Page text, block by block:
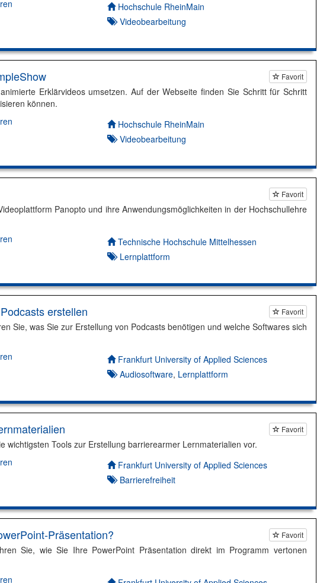
Autor*in:
Hochschule RheinMain
Videobearbeitung
Favorit
Erklärvideos umsetzen. Auf der Webseite finden Sie Schritt für Schritt
können.
Autor*in:
Hochschule RheinMain
Videobearbeitung
Favorit
Panopto und ihre Anwendungsmöglichkeiten in der Hochschullehre
Autor*in:
Technische Hochschule Mittelhessen
Lernplattform
Favorit
erstellen
Sie, was Sie zur Erstellung von Podcasts benötigen und welche Softwares sich
Autor*in:
Frankfurt University of Applied Sciences
Audiosoftware, Lernplattform
Favorit
wichtigsten Tools zur Erstellung barrierearmer Lernmaterialien vor.
Autor*in:
Frankfurt University of Applied Sciences
Barrierefreiheit
Favorit
Präsentation?
Sie, wie Sie Ihre PowerPoint Präsentation direkt im Programm vertonen